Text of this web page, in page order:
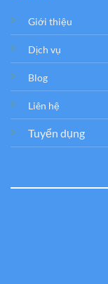
Giới thiệu
Dịch vụ
Blog
Liên hệ
Tuyển dụng